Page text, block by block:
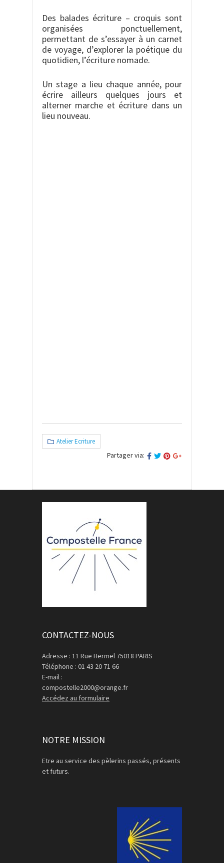
Des balades écriture – croquis sont
organisées ponctuellement,
permettant de s’essayer à un carnet
de voyage, d’explorer la poétique du
quotidien, l’écriture nomade.
Un stage a lieu chaque année, pour
écrire ailleurs quelques jours et
alterner marche et écriture dans un
lieu nouveau.
Atelier Ecriture
Partager via:
CONTACTEZ-NOUS
Adresse : 11 Rue Hermel 75018 PARIS
Téléphone : 01 43 20 71 66
E-mail :
compostelle2000@orange.fr
Accédez au formulaire
NOTRE MISSION
Etre au service des pèlerins passés, présents
et futurs.